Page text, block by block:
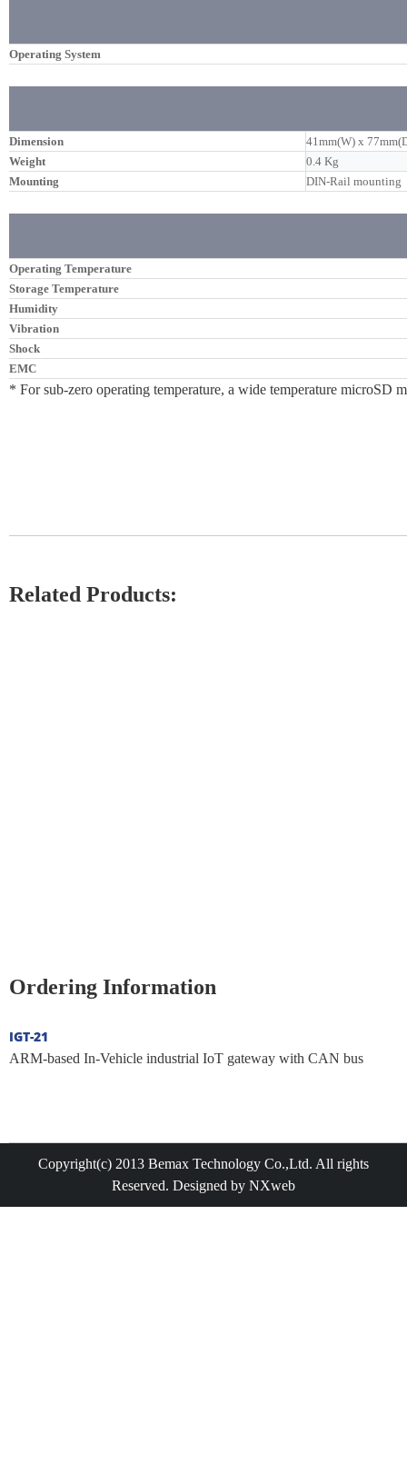
Operating System
Dimension
41mm(W) x
Weight
0.4 Kg
Mounting
DIN-Rail mounting
Operating Temperature
Storage Temperature
Humidity
Vibration
Shock
EMC
* For sub-zero operating temperature, a wide temperature microSD
Related Products:
Ordering Information
IGT-21
ARM-based In-Vehicle industrial IoT gateway with CAN bus
Copyright(c) 2013 Bemax Technology Co.,Ltd. All rights
Reserved. Designed by NXweb